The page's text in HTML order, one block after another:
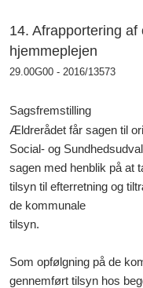
14. Afrapportering
hjemmeplejen
29.00G00 - 2016/13573
Sagsfremstilling
Ældrerådet får sagen til
Social- og
sagen med henblik på at
tilsyn til efterretning og
de kommunale
tilsyn.
Som opfølgning på de
gennemført tilsyn hos